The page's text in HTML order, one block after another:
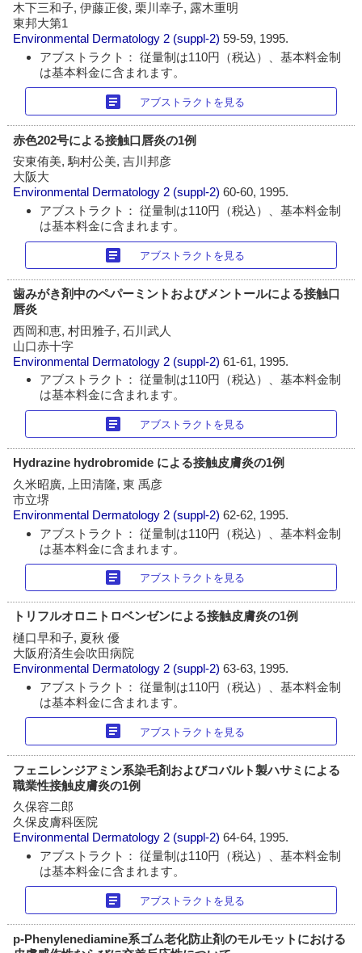
木下三和子, 伊藤正俊, 栗川幸子, 露木重明
東邦大第1
Environmental Dermatology 2 (suppl-2)59-59, 1995.
アブストラクト： 従量制は110円（税込）、基本料金制
は基本料金に含まれます。
article アブストラクトを見る
赤色202号による接触口唇炎の1例
安東侑美, 駒村公美, 吉川邦彦
大阪大
Environmental Dermatology 2 (suppl-2)60-60, 1995.
アブストラクト： 従量制は110円（税込）、基本料金制
は基本料金に含まれます。
article アブストラクトを見る
歯みがき剤中のペパーミントおよびメントールによる接触口
唇炎
西岡和恵, 村田雅子, 石川武人
山口赤十字
Environmental Dermatology 2 (suppl-2)61-61, 1995.
アブストラクト： 従量制は110円（税込）、基本料金制
は基本料金に含まれます。
article アブストラクトを見る
Hydrazine hydrobromide による接触皮膚炎の1例
久米昭廣, 上田清隆, 東 禹彦
市立堺
Environmental Dermatology 2 (suppl-2)62-62, 1995.
アブストラクト： 従量制は110円（税込）、基本料金制
は基本料金に含まれます。
article アブストラクトを見る
トリフルオロニトロベンゼンによる接触皮膚炎の1例
樋口早和子, 夏秋 優
大阪府済生会吹田病院
Environmental Dermatology 2 (suppl-2)63-63, 1995.
アブストラクト： 従量制は110円（税込）、基本料金制
は基本料金に含まれます。
article アブストラクトを見る
フェニレンジアミン系染毛剤およびコバルト製ハサミによる
職業性接触皮膚炎の1例
久保容二郎
久保皮膚科医院
Environmental Dermatology 2 (suppl-2)64-64, 1995.
アブストラクト： 従量制は110円（税込）、基本料金制
は基本料金に含まれます。
article アブストラクトを見る
p-Phenylenediamine系ゴム老化防止剤のモルモットにおける